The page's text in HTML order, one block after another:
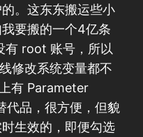
。这东东搬运些小
要搬的一个4亿条
有 root 账号，所以
修改系统变量都不
有 Parameter
代品，很方便，但貌
生效的，即便勾选